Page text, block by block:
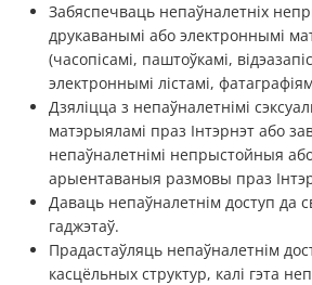
Забяспечваць непаўналетніх
друкаванымі або электроннымі
(часопісамі, паштоўкамі,
электроннымі лістамі,
Дзяліцца з непаўналетнімі
матэрыяламі праз Інтэрнэт або
непаўналетнімі непрыстойныя
арыентаваныя размовы праз
Даваць непаўналетнім доступ да
гаджэтаў.
Прадастаўляць непаўналетнім
касцёльных структур, калі гэта